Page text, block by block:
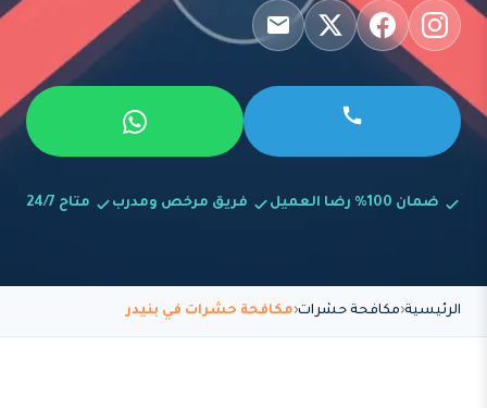
ضمان 100% رضا العميل فريق مرخص ومدرب متاح 24/7
الرئيسية مكافحة حشرات مكافحة حشرات في بنيدر